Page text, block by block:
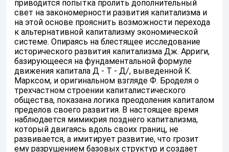
приводится попытка пролить дополнительный
свет на закономерности развития капитализма и
на этой основе прояснить возможности перехода
к альтернативной капитализму экономической
системе. Опираясь на блестящее исследование
исторического развития капитализма Дж. Арриги,
базирующееся на фундаментальной формуле
движения капитала Д - Т - Д/, выведенной К.
Марксом, и оригинальном взгляде Ф. Броделя о
трехчастном строении капиталистического
общества, показана логика преодоления капиталом
пределов своего развития. В настоящее время
наблюдается мимикрия позднего капитализма,
который двигаясь вдоль своих границ, не
развивается, а имитирует развитие, что грозит
ему разрушением базовых структур и создает